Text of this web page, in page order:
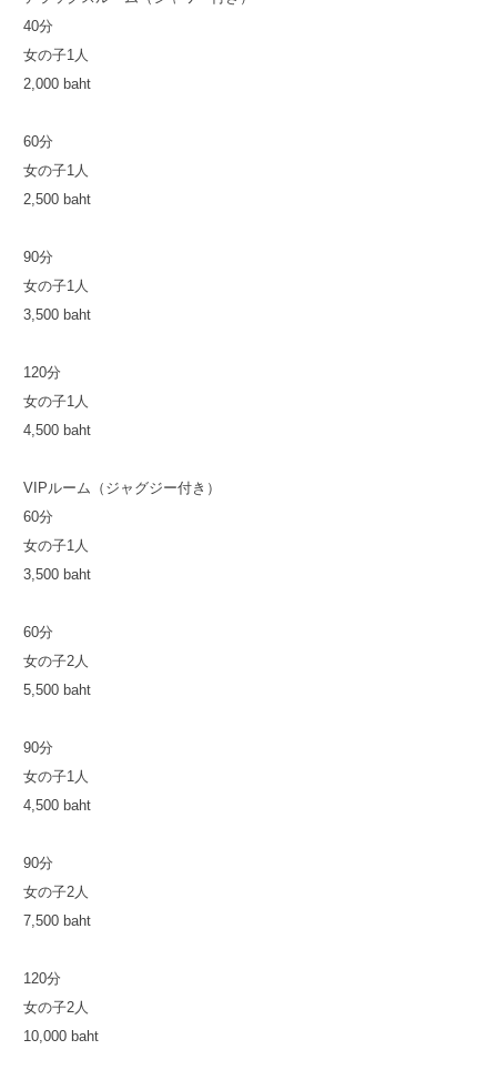
40分
女の子1人
2,000 baht
60分
女の子1人
2,500 baht
90分
女の子1人
3,500 baht
120分
女の子1人
4,500 baht
VIPルーム（ジャグジー付き）
60分
女の子1人
3,500 baht
60分
女の子2人
5,500 baht
90分
女の子1人
4,500 baht
90分
女の子2人
7,500 baht
120分
女の子2人
10,000 baht